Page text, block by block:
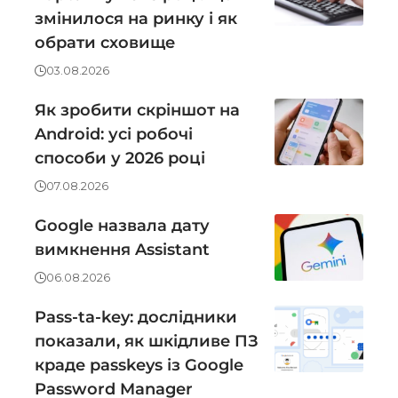
змінилося на ринку і як
обрати сховище
03.08.2026
Як зробити скріншот на
Android: усі робочі
способи у 2026 році
07.08.2026
Google назвала дату
вимкнення Assistant
06.08.2026
Pass-ta-key: дослідники
показали, як шкідливе ПЗ
краде passkeys із Google
Password Manager